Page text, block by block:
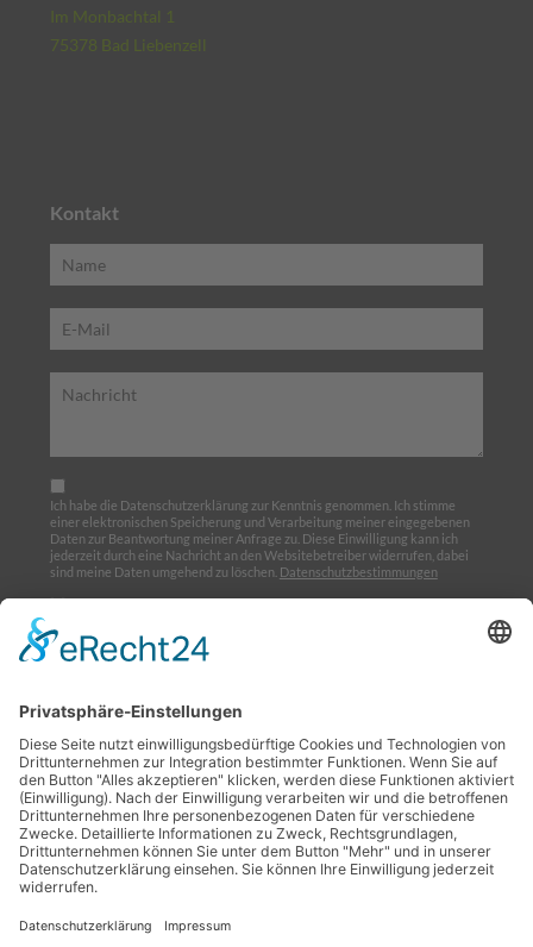
Im Monbachtal 1
75378 Bad Liebenzell
Kontakt
Ich habe die Datenschutzerklärung zur Kenntnis genommen. Ich stimme
einer elektronischen Speicherung und Verarbeitung meiner eingegebenen
Daten zur Beantwortung meiner Anfrage zu. Diese Einwilligung kann ich
jederzeit durch eine Nachricht an den Websitebetreiber widerrufen, dabei
sind meine Daten umgehend zu löschen. Datenschutzbestimmungen
Home
Über uns
Ausbildung
Termine
Links